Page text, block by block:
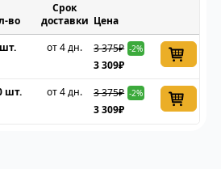
Срок
доставки Цена
от 4 дн. 3 375₽ -2%
3 309₽
шт. от 4 дн. 3 375₽ -2%
3 309₽